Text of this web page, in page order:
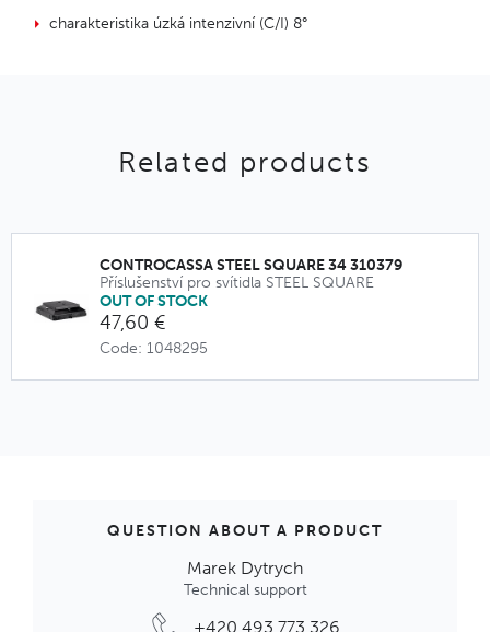
charakteristika úzká intenzivní (C/I) 8°
Related products
CONTROCASSA STEEL SQUARE 34 310379
Příslušenství pro svítidla STEEL SQUARE
OUT OF STOCK
47,60 €
Code: 1048295
QUESTION ABOUT A PRODUCT
Marek Dytrych
Technical support
+420 493 773 326